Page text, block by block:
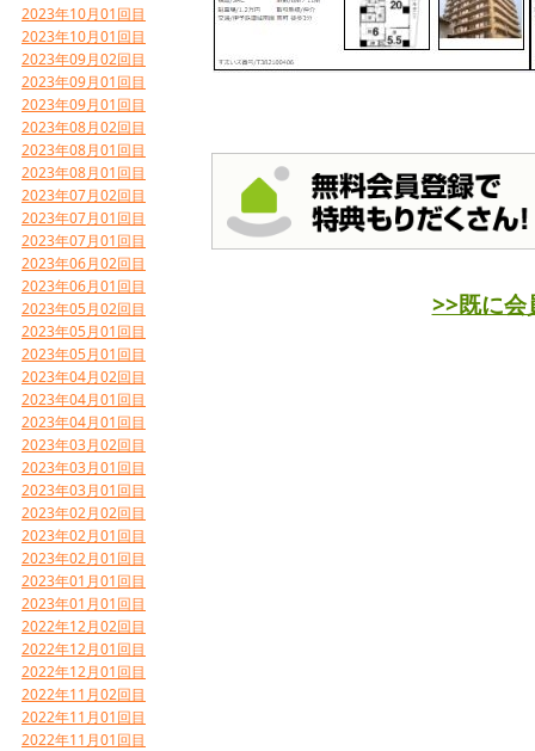
2023年10月01回目
2023年10月01回目
2023年09月02回目
2023年09月01回目
2023年09月01回目
2023年08月02回目
2023年08月01回目
2023年08月01回目
2023年07月02回目
2023年07月01回目
2023年07月01回目
2023年06月02回目
2023年06月01回目
2023年05月02回目
2023年05月01回目
2023年05月01回目
2023年04月02回目
2023年04月01回目
2023年04月01回目
2023年03月02回目
2023年03月01回目
2023年03月01回目
2023年02月02回目
2023年02月01回目
2023年02月01回目
2023年01月01回目
2023年01月01回目
2022年12月02回目
2022年12月01回目
2022年12月01回目
2022年11月02回目
2022年11月01回目
2022年11月01回目
>>既に会